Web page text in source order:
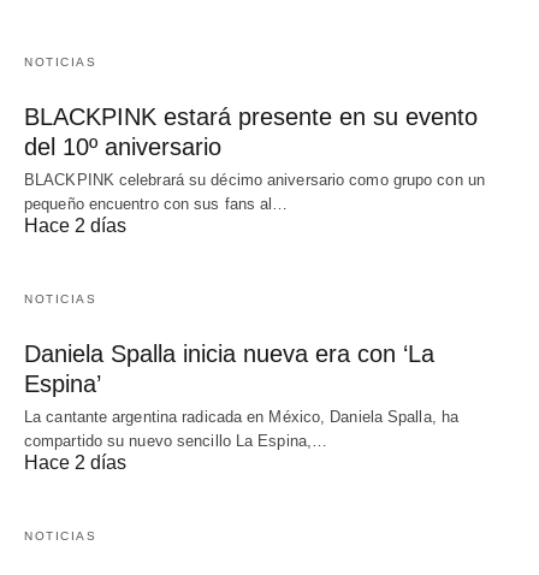
NOTICIAS
BLACKPINK estará presente en su evento
del 10º aniversario
BLACKPINK celebrará su décimo aniversario como grupo con un
pequeño encuentro con sus fans al…
Hace 2 días
NOTICIAS
Daniela Spalla inicia nueva era con ‘La
Espina’
La cantante argentina radicada en México, Daniela Spalla, ha
compartido su nuevo sencillo La Espina,…
Hace 2 días
NOTICIAS